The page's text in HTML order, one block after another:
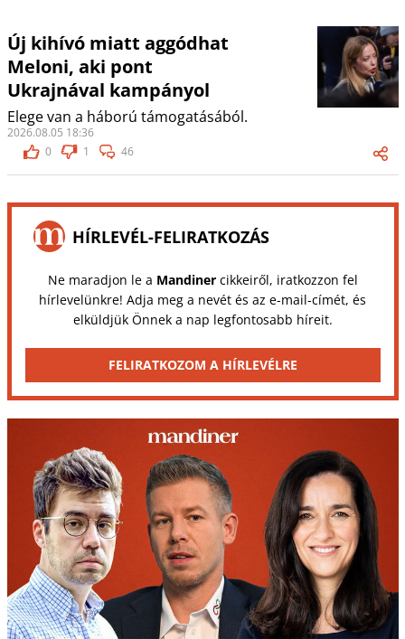
Új kihívó miatt aggódhat
Meloni, aki pont
Ukrajnával kampányol
Elege van a háború támogatásából.
2026.08.05 18:36
0
1 46
HÍRLEVÉL-FELIRATKOZÁS
Ne maradjon le a Mandinercikkeiről, iratkozzon fel
hírlevelünkre! Adja meg a nevét és az e-mail-címét, és
elküldjük Önnek a nap legfontosabb híreit.
FELIRATKOZOM A HÍRLEVÉLRE